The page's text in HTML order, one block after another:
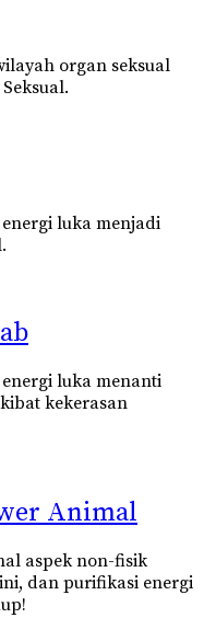
organ seksual
luka menjadi
luka menanti
kekerasan
Animal
aspek non-fisik
dan purifikasi energi